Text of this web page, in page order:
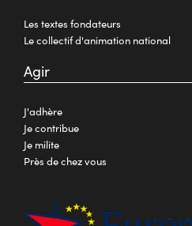
Les textes fondateurs
Le collectif d'animation national
Agir
J'adhère
Je contribue
Je milite
Près de chez vous